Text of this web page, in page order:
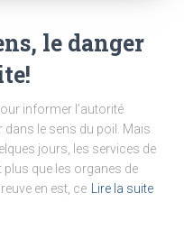
le danger
informer l’autorité
le sens du poil. Mais
jours, les services de
plus que les organes de
en est, ce Lire la suite